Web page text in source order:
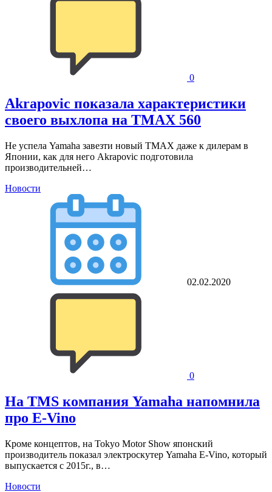
0
Akrapoviс показала характеристики
своего выхлопа на TMAX 560
Не успела Yamaha завезти новый TMAX даже к дилерам в
Японии, как для него Akrapoviс подготовила
производительней…
Новости
02.02.2020
0
На TMS компания Yamaha напомнила
про E-Vino
Кроме концептов, на Tokyo Motor Show японский
производитель показал электроскутер Yamaha E-Vino, который
выпускается с 2015г., в…
Новости